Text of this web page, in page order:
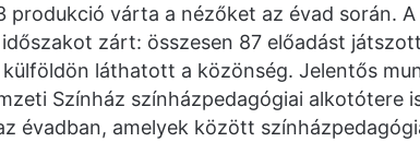
produkció várta a nézőket az évad során.
zárt: összesen 87 előadást
láthatott a közönség. Jelentős
Színház színházpedagógiai alkotótere
évadban, amelyek között